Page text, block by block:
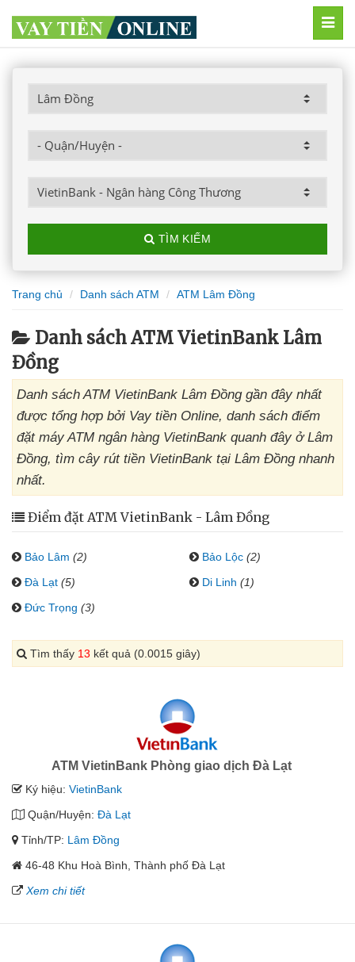
TÌM KIẾM
Trang chủ Danh sách ATM ATM Lâm Đồng
Danh sách ATM VietinBank Lâm
Đồng
Danh sách ATM VietinBank Lâm Đồng gần đây nhất
được tổng hợp bởi Vay tiền Online, danh sách điểm
đặt máy ATM ngân hàng VietinBank quanh đây ở Lâm
Đồng, tìm cây rút tiền VietinBank tại Lâm Đồng nhanh
nhất.
Điểm đặt ATM VietinBank - Lâm Đồng
Bảo Lâm (2) Bảo Lộc (2)
Đà Lạt (5) Di Linh (1)
Đức Trọng (3)
Tìm thấy 13 kết quả (0.0015 giây)
ATM VietinBank Phòng giao dịch Đà Lạt
Ký hiệu: VietinBank
Quận/Huyện: Đà Lạt
Tỉnh/TP: Lâm Đồng
46-48 Khu Hoà Bình, Thành phố Đà Lạt
Xem chi tiết